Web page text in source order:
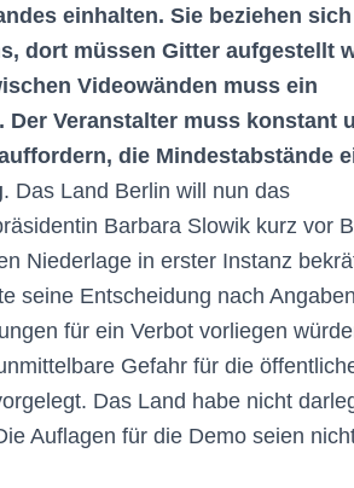
einhalten. Sie beziehen
dort müssen Gitter aufgestellt
Videowänden muss ein
Veranstalter muss konstant
die Mindestabstände
. Das Land Berlin will nun das
Barbara Slowik kurz vor
Niederlage in erster Instanz
seine Entscheidung nach
für ein Verbot vorliegen
Gefahr für die
Das Land habe nicht
Auflagen für die Demo seien